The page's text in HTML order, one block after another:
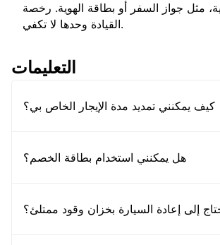
مثل جواز السفر أو بطاقة الهوية. رخصة
القيادة وحدها لا تكفي.
التعليمات
كيف يمكنني تمديد مدة الإيجار الخاص بي؟
هل يمكنني استخدام بطاقة الخصم؟
إلى إعادة السيارة بخزان وقود ممتلئ؟